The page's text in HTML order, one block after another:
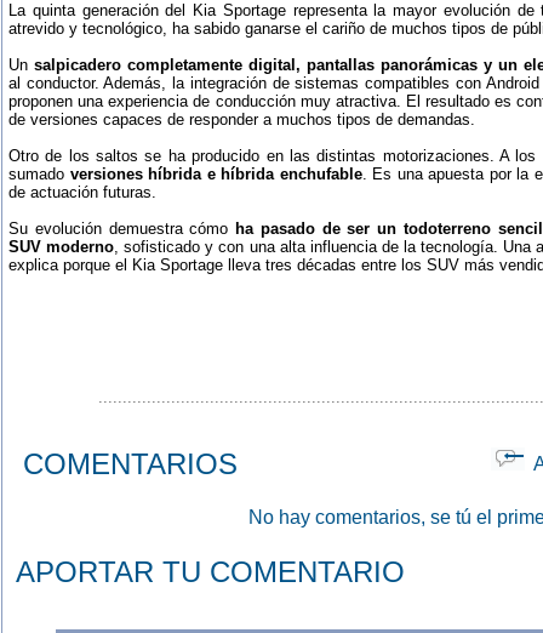
La quinta generación del Kia Sportage representa la mayor evolución
atrevido y tecnológico, ha sabido ganarse el cariño de muchos tipos de
Un salpicadero completamente digital, pantallas panorámicas y un
al conductor. Además, la integración de sistemas compatibles con
proponen una experiencia de conducción muy atractiva. El resultado es
de versiones capaces de responder a muchos tipos de demandas.
Otro de los saltos se ha producido en las distintas motorizaciones. A
sumado versiones híbrida e híbrida enchufable. Es una apuesta por la
de actuación futuras.
Su evolución demuestra cómo ha pasado de ser un todoterreno
SUV moderno, sofisticado y con una alta influencia de la tecnología. Una
explica porque el Kia Sportage lleva tres décadas entre los SUV más
COMENTARIOS
No hay comentarios, se tú el
APORTAR TU COMENTARIO